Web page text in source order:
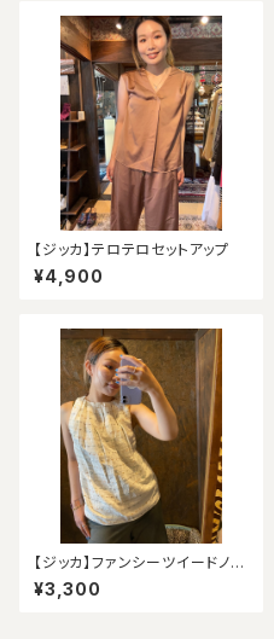
【ジッカ】テロテロセットアップ
¥4,900
【ジッカ】ファンシーツイードノー
スリーブ（アウトレット）
¥3,300